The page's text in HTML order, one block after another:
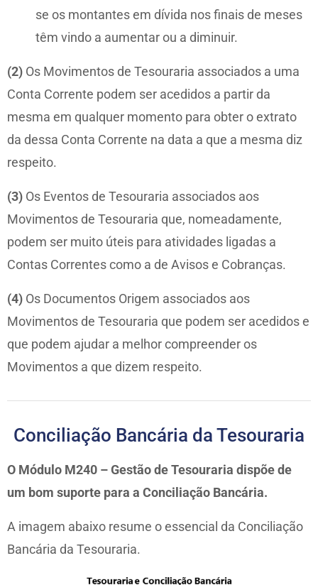
se os montantes em dívida nos finais de meses
têm vindo a aumentar ou a diminuir.
(2) Os Movimentos de Tesouraria associados a uma
Conta Corrente podem ser acedidos a partir da
mesma em qualquer momento para obter o extrato
da dessa Conta Corrente na data a que a mesma diz
respeito.
(3) Os Eventos de Tesouraria associados aos
Movimentos de Tesouraria que, nomeadamente,
podem ser muito úteis para atividades ligadas a
Contas Correntes como a de Avisos e Cobranças.
(4) Os Documentos Origem associados aos
Movimentos de Tesouraria que podem ser acedidos e
que podem ajudar a melhor compreender os
Movimentos a que dizem respeito.
Conciliação Bancária da Tesouraria
O Módulo M240 – Gestão de Tesouraria dispõe de
um bom suporte para a Conciliação Bancária.
A imagem abaixo resume o essencial da Conciliação
Bancária da Tesouraria.